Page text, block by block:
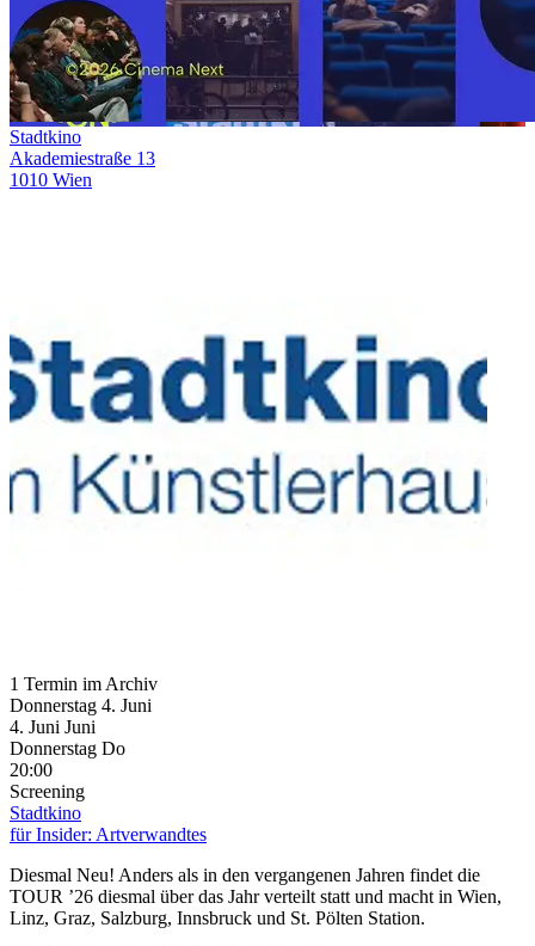
Stadtkino
Akademiestraße 13
1010 Wien
1 Termin im Archiv
Donnerstag 4. Juni
4. Juni Juni
Donnerstag Do
20:00
Screening
Stadtkino
für Insider: Artverwandtes
Diesmal Neu! Anders als in den vergangenen Jahren findet die
TOUR ’26 diesmal über das Jahr verteilt statt und macht in Wien,
Linz, Graz, Salzburg, Innsbruck und St. Pölten Station.